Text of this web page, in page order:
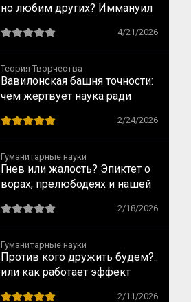
но любим других? Иммануил
возвышенного и прекрасного
4/21/2026
Теория Творчества
Вавилонская башня точности:
чем жертвует наука ради
2/24/2026
Гуманитарные науки
Гнев или жалость? Эпиктет о
ворах, прелюбодеях и нашей
2/18/2026
Гуманитарные науки
Против кого дружить будем?..
или как работает эффект
2/11/2026